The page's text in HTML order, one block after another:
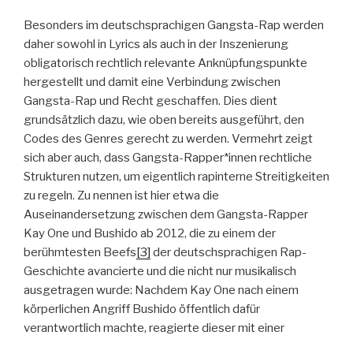
Besonders im deutschsprachigen Gangsta-Rap werden
daher sowohl in Lyrics als auch in der Inszenierung
obligatorisch rechtlich relevante Anknüpfungspunkte
hergestellt und damit eine Verbindung zwischen
Gangsta-Rap und Recht geschaffen. Dies dient
grundsätzlich dazu, wie oben bereits ausgeführt, den
Codes des Genres gerecht zu werden. Vermehrt zeigt
sich aber auch, dass Gangsta-Rapper*innen rechtliche
Strukturen nutzen, um eigentlich rapinterne Streitigkeiten
zu regeln. Zu nennen ist hier etwa die
Auseinandersetzung zwischen dem Gangsta-Rapper
Kay One und Bushido ab 2012, die zu einem der
berühmtesten Beefs[3] der deutschsprachigen Rap-
Geschichte avancierte und die nicht nur musikalisch
ausgetragen wurde: Nachdem Kay One nach einem
körperlichen Angriff Bushido öffentlich dafür
verantwortlich machte, reagierte dieser mit einer